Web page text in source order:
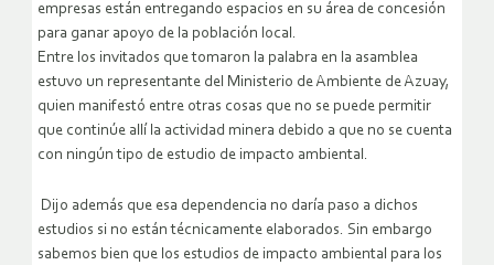
empresas están entregando espacios en su área de concesión
para ganar apoyo de la población local.
Entre los invitados que tomaron la palabra en la asamblea
estuvo un representante del Ministerio de Ambiente de Azuay,
quien manifestó entre otras cosas que no se puede permitir
que continúe allí la actividad minera debido a que no se cuenta
con ningún tipo de estudio de impacto ambiental.
Dijo además que esa dependencia no daría paso a dichos
estudios si no están técnicamente elaborados. Sin embargo
sabemos bien que los estudios de impacto ambiental para los